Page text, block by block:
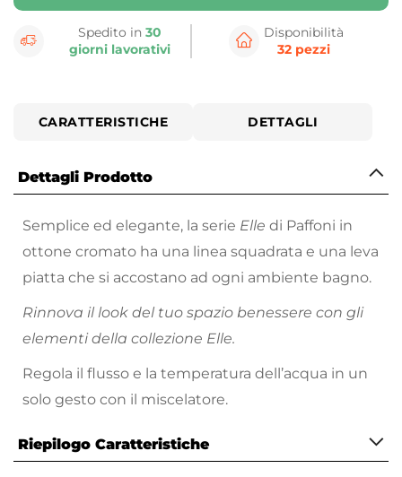
Spedito in 30
giorni lavorativi
Disponibilità
32 pezzi
CARATTERISTICHE DETTAGLI
Dettagli Prodotto
Semplice ed elegante, la serie Elle di Paffoni in
ottone cromato ha una linea squadrata e una leva
piatta che si accostano ad ogni ambiente bagno.
Rinnova il look del tuo spazio benessere con gli
elementi della collezione Elle.
Regola il flusso e la temperatura dell’acqua in un
solo gesto con il miscelatore.
Riepilogo Caratteristiche